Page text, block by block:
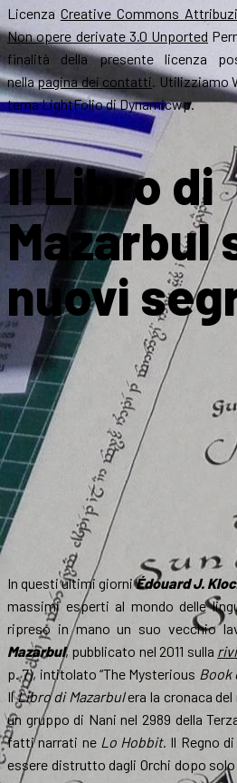
Licenza Creative Commons
Non opere derivate 3.0 Unported
finalità della presente licenza
nellapagina dei contatti. Utilizziamo
tema LightFolio di Dynamicwp.
Il Libro di
Mazarbul
nuovi
In questi ultimi giorniÉdouard J.
massimi esperti al mondo delle
ripreso in mano un suo vecchio
Mazarbul, pubblicato nel 2011 sulla
p. 7), intitolato “The Mysterious Book
IlLibro di Mazarbulera la cronaca
un gruppo di Nani nel 2989 della
fatti narrati ne Lo Hobbit. Il Regno
essere distrutto dagli Orchi dopo